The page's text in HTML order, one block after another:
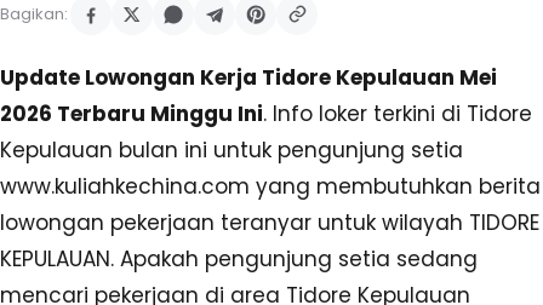
Bagikan:
Update Lowongan Kerja Tidore Kepulauan Mei
2026 Terbaru Minggu Ini. Info loker terkini di Tidore
Kepulauan bulan ini untuk pengunjung setia
www.kuliahkechina.com yang membutuhkan berita
lowongan pekerjaan teranyar untuk wilayah TIDORE
KEPULAUAN. Apakah pengunjung setia sedang
mencari pekerjaan di area Tidore Kepulauan